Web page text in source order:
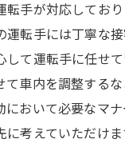
手が対応してお
運転手には丁寧な
て運転手に任せ
車内を調整する
おいて必要なマ
考えていただけ